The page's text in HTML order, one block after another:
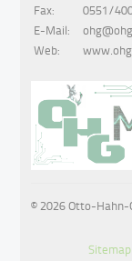
Fax:
0551/
E-Mail:
Web:
© 2026 Otto-
Sitemap